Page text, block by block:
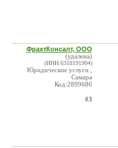
ФрахтКонсалт, ООО
(удалена)
(ИНН:6318191904)
Юридические услуги ,
Самара
Код:2899686
#3